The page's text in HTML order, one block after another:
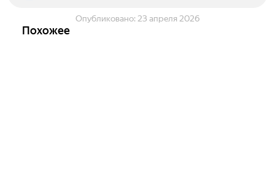
Опубликовано: 23 апреля 2026
Похожее